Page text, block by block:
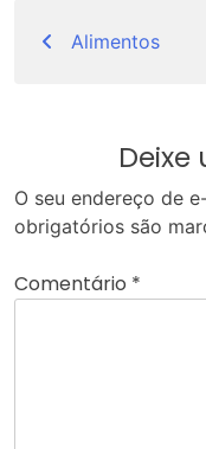
de
Alimentos
O seu endereço de
obrigatórios são
Comentário *